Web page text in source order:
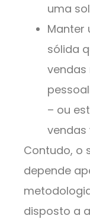
uma
Manter
sólida
vendas
– ou
vendas
Contudo, o
depende
disposto a